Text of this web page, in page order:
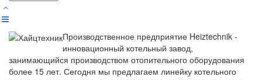
Производственное предприятие Heiztechnik -
инновационный котельный завод,
занимающийся производством отопительного оборудования
более 15 лет. Сегодня мы предлагаем линейку котельного